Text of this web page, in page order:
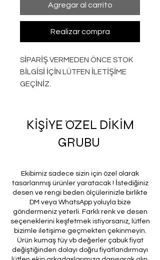
Agregar al carrito
Realizar compra
SİPARİŞ VERMEDEN ÖNCE STOK
BİLGİSİ İÇİN LÜTFEN İLETİŞİME
GEÇİNİZ.
KİŞİYE ÖZEL DİKİM
GRUBU
Ekibimiz sadece sizin için özel olarak
tasarlanmış ürünler yaratacak ! İstediğiniz
desen ve rengi beden ölçülerinizle birlikte
DM veya WhatsApp yoluyla bize
göndermeniz yeterli. Farklı renk ve desen
seçeneklerini keşfetmek istiyorsanız, lütfen
bizimle iletişime geçmekten çekinmeyin.
Ürün kumaş tüy vb değerler çabuk fiyat
değiştiğinden dolayı doğru fiyatlandırmayı